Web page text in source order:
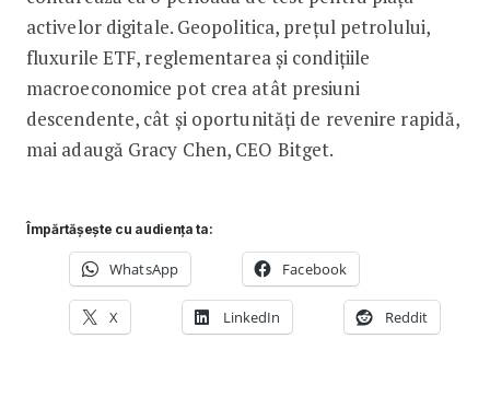
activelor digitale. Geopolitica, prețul petrolului,
fluxurile ETF, reglementarea și condițiile
macroeconomice pot crea atât presiuni
descendente, cât și oportunități de revenire rapidă,
mai adaugă Gracy Chen, CEO Bitget.
Împărtășește cu audiența ta:
WhatsApp Facebook
X LinkedIn Reddit